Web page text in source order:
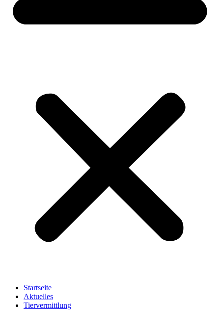
Startseite
Aktuelles
Tiervermittlung